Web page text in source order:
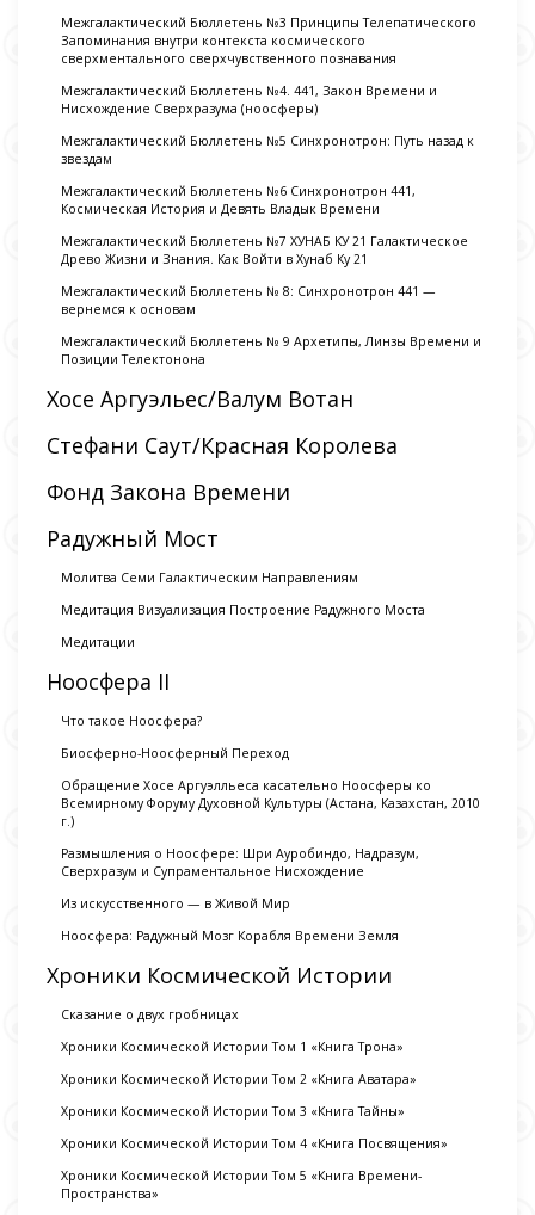
Межгалактический Бюллетень №3 Принципы Телепатического
Запоминания внутри контекста космического
сверхментального сверхчувственного познавания
Межгалактический Бюллетень №4. 441, Закон Времени и
Нисхождение Сверхразума (ноосферы)
Межгалактический Бюллетень №5 Синхронотрон: Путь назад к
звездам
Межгалактический Бюллетень №6 Синхронотрон 441,
Космическая История и Девять Владык Времени
Межгалактический Бюллетень №7 ХУНАБ КУ 21 Галактическое
Древо Жизни и Знания. Как Войти в Хунаб Ку 21
Межгалактический Бюллетень № 8: Синхронотрон 441 —
вернемся к основам
Межгалактический Бюллетень № 9 Архетипы, Линзы Времени и
Позиции Телектонона
Хосе Аргуэльес/Валум Вотан
Стефани Саут/Красная Королева
Фонд Закона Времени
Радужный Мост
Молитва Семи Галактическим Направлениям
Медитация Визуализация Построение Радужного Моста
Медитации
Ноосфера II
Что такое Ноосфера?
Биосферно-Ноосферный Переход
Обращение Хосе Аргуэлльеса касательно Ноосферы ко
Всемирному Форуму Духовной Культуры (Астана, Казахстан, 2010
г.)
Размышления о Ноосфере: Шри Ауробиндо, Надразум,
Сверхразум и Супраментальное Нисхождение
Из искусственного — в Живой Мир
Ноосфера: Радужный Мозг Корабля Времени Земля
Хроники Космической Истории
Сказание о двух гробницах
Хроники Космической Истории Том 1 «Книга Трона»
Хроники Космической Истории Том 2 «Книга Аватара»
Хроники Космической Истории Том 3 «Книга Тайны»
Хроники Космической Истории Том 4 «Книга Посвящения»
Хроники Космической Истории Том 5 «Книга Времени-
Пространства»